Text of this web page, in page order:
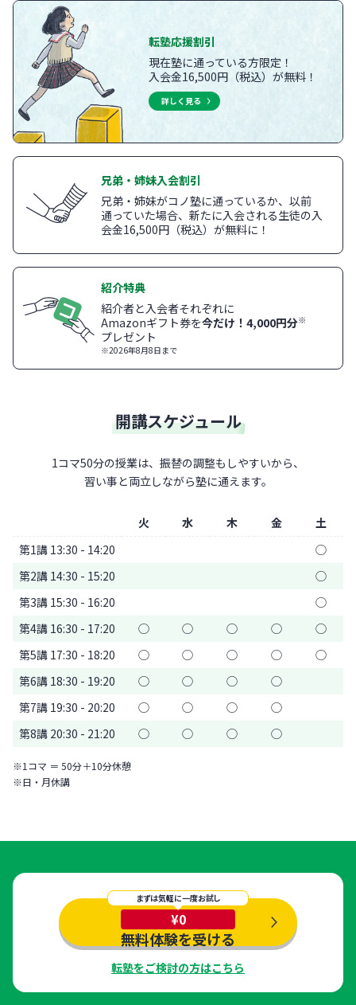
転塾応援割引
現在塾に通っている方限定！
入会金16,500円（税込）が無料！
詳しく見る
兄弟・姉妹入会割引
兄弟・姉妹がコノ塾に通っているか、以前
通っていた場合、新たに入会される生徒の入
会金16,500円（税込）が無料に！
紹介特典
紹介者と入会者それぞれに
Amazonギフト券を今だけ！4,000円分※
プレゼント
※2026年8月8日まで
開講スケジュール
1コマ50分の授業は、振替の調整もしやすいから、
習い事と両立しながら塾に通えます。
火 水 木 金
土
第1講 13:30 - 14:20
◯
第2講 14:30 - 15:20
◯
第3講 15:30 - 16:20
◯
第4講 16:30 - 17:20
◯ ◯ ◯ ◯
◯
第5講 17:30 - 18:20
◯ ◯ ◯ ◯
◯
第6講 18:30 - 19:20
◯ ◯ ◯
◯
第7講 19:30 - 20:20
◯ ◯ ◯
◯
第8講 20:30 - 21:20
◯ ◯ ◯ ◯
※1コマ ＝ 50分＋10分休憩
※日・月休講
まずは気軽に一度お試し
¥0
無料体験を受ける
転塾をご検討の方はこちら